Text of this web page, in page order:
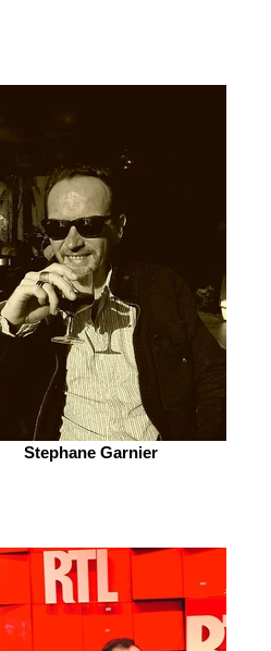
Stephane Garnier